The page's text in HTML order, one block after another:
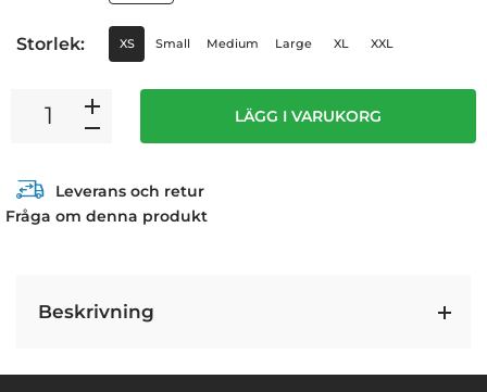
Storlek: XS Small Medium Large XL XXL
LÄGG I VARUKORG
Leverans och retur
Fråga om denna produkt
Beskrivning